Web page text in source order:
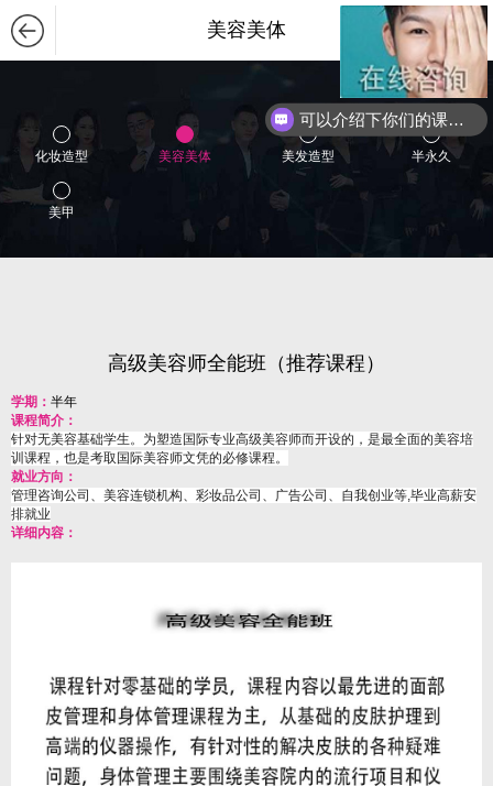
美容美体
化妆造型 美容美体 美发造型 半永久
美甲
高级美容师全能班（推荐课程）
学期： 半年
课程简介：
针对无美容基础学生。为塑造国际专业高级美容师而开设的，是最全面的美容培
训课程，也是考取国际美容师文凭的必修课程。
就业方向：
管理咨询公司、美容连锁机构、彩妆品公司、广告公司、自我创业等,毕业高薪安
排就业
详细内容：
你们是怎么收费的呢？